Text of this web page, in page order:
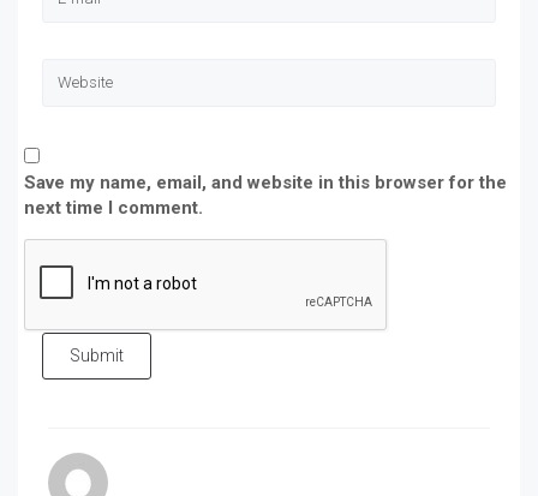
Save my name, email, and website in this browser for the
next time I comment.
Submit